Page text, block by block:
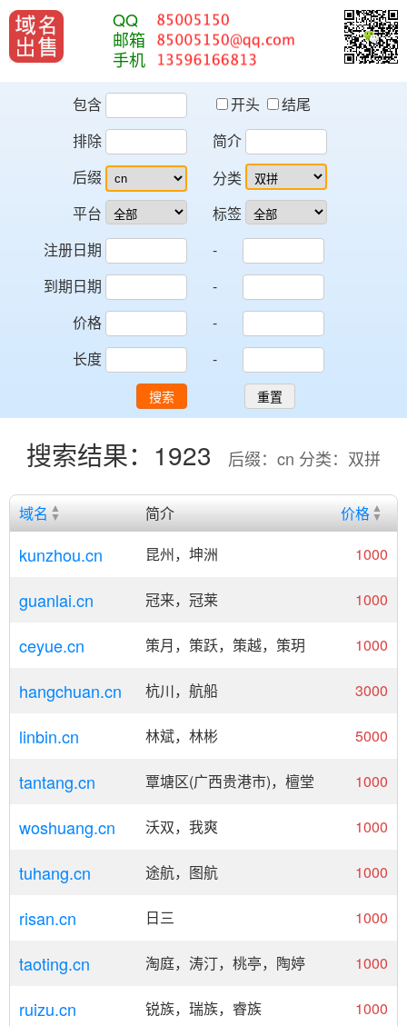
QQ
邮箱
手机
包含 开头
结尾
排除
简介
后缀
平台
分类
标签
注册日期
-
到期日期
-
价格
-
长度
-
搜索 重置
搜索结果：1923 后缀：cn 分类：双拼
域名 简介 价格
kunzhou.cn 昆州，坤洲 1000
guanlai.cn 冠来，冠莱 1000
ceyue.cn 策月，策跃，策越，策玥 1000
hangchuan.cn 杭川，航船 3000
linbin.cn 林斌，林彬 5000
tantang.cn 覃塘区(广西贵港市)，檀堂 1000
woshuang.cn 沃双，我爽 1000
tuhang.cn 途航，图航 1000
risan.cn 日三 1000
taoting.cn 淘庭，涛汀，桃亭，陶婷 1000
ruizu.cn 锐族，瑞族，睿族 1000